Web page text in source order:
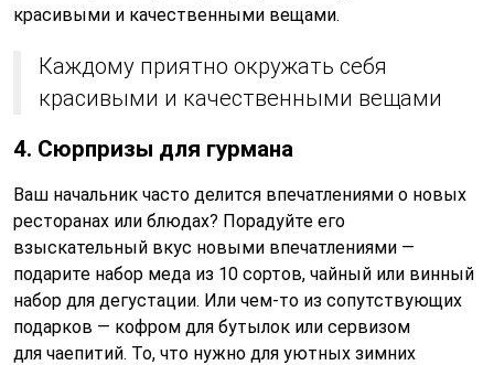
красивыми и качественными вещами.
Каждому приятно окружать себя
красивыми и качественными вещами
4. Сюрпризы для гурмана
Ваш начальник часто делится впечатлениями о новых
ресторанах или блюдах? Порадуйте его
взыскательный вкус новыми впечатлениями —
подарите набор меда из 10 сортов, чайный или винный
набор для дегустации. Или чем-то из сопутствующих
подарков — кофром для бутылок или сервизом
для чаепитий. То, что нужно для уютных зимних